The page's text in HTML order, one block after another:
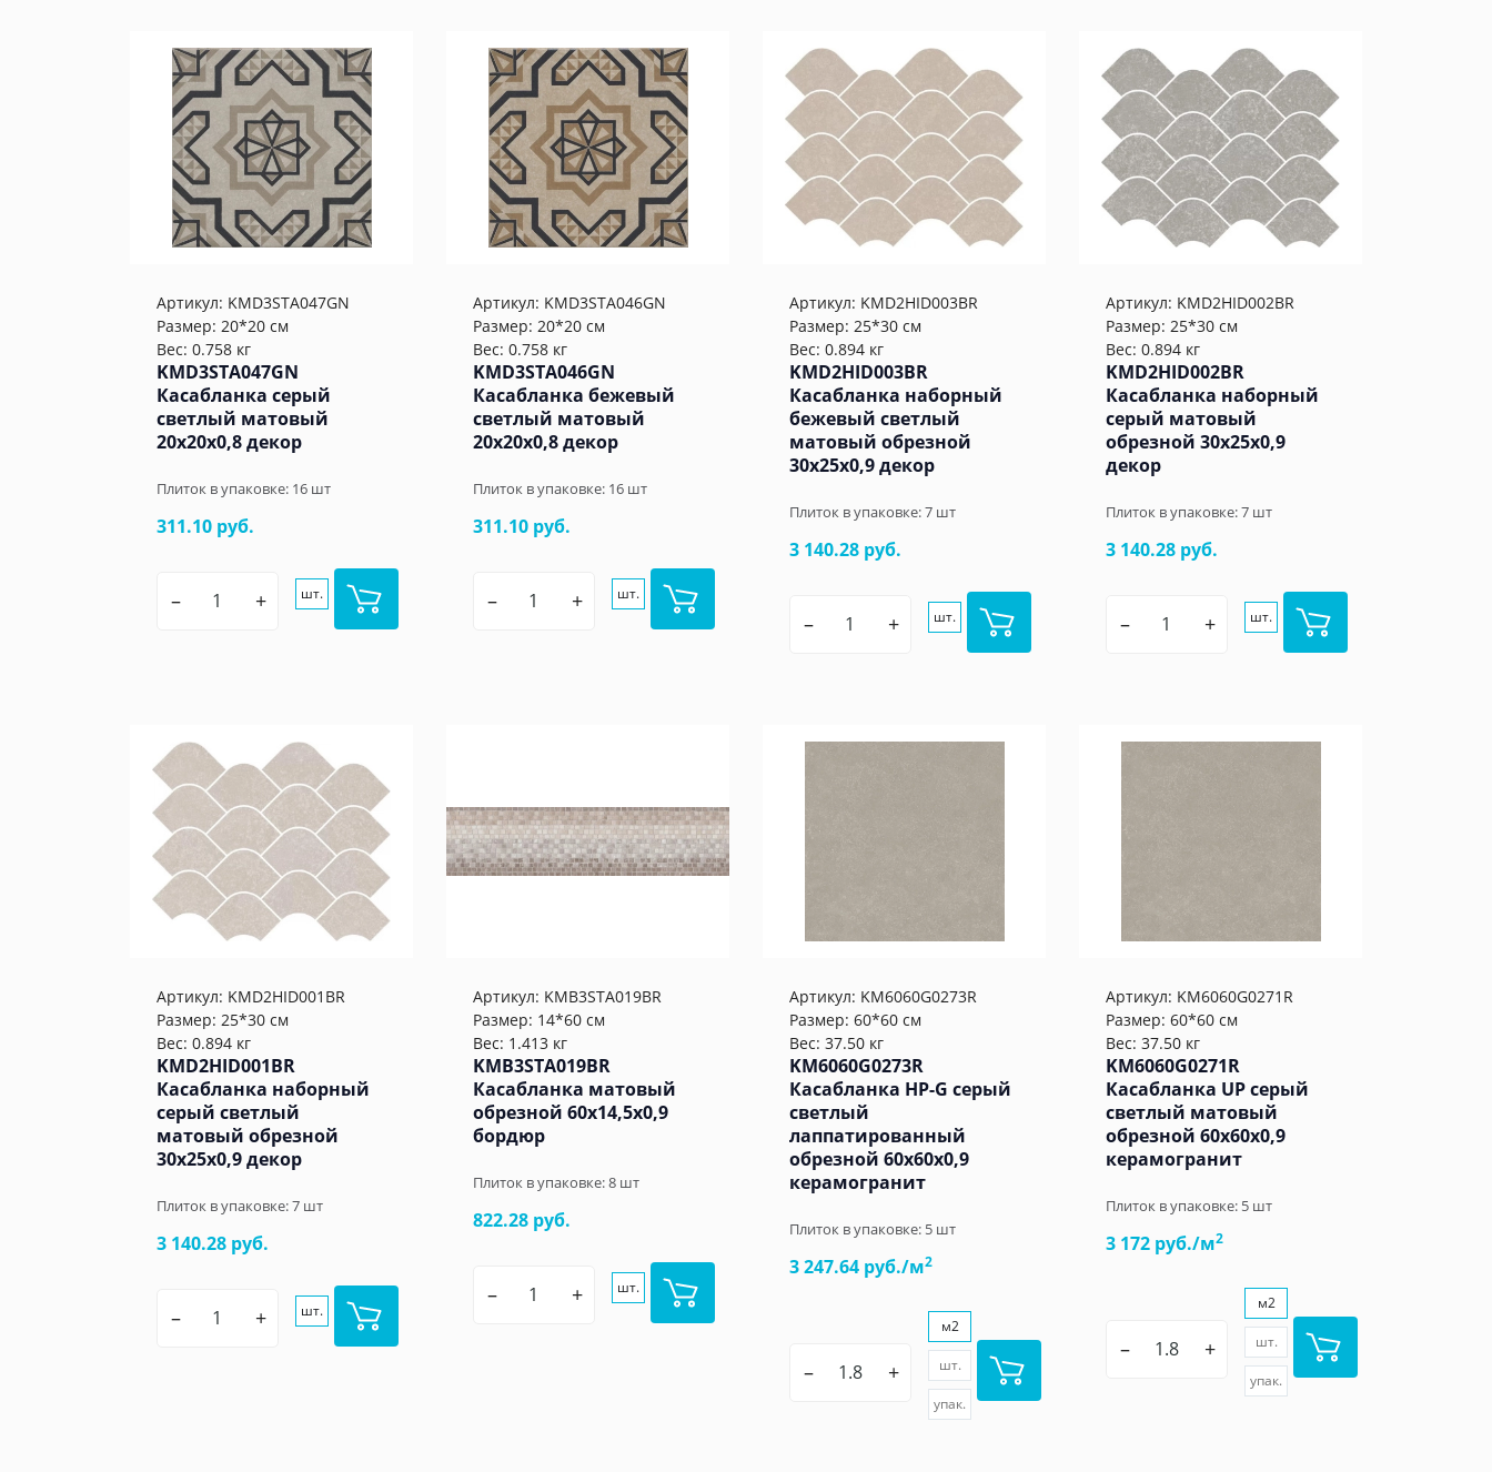
Артикул: KMD3STA047GN
Размер: 20*20 см
Вес: 0.758 кг
KMD3STA047GN
Касабланка серый
светлый матовый
20x20x0,8 декор
Плиток в упаковке: 16 шт
311.10 руб.
– + шт.
Артикул: KMD3STA046GN
Размер: 20*20 см
Вес: 0.758 кг
KMD3STA046GN
Касабланка бежевый
светлый матовый
20x20x0,8 декор
Плиток в упаковке: 16 шт
311.10 руб.
– + шт.
Артикул: KMD2HID003BR
Размер: 25*30 см
Вес: 0.894 кг
KMD2HID003BR
Касабланка наборный
бежевый светлый
матовый обрезной
30x25x0,9 декор
Плиток в упаковке:7 шт
3 140.28 руб.
– + шт.
Артикул: KMD2HID002BR
Размер: 25*30 см
Вес: 0.894 кг
KMD2HID002BR
Касабланка наборный
серый матовый
обрезной 30x25x0,9
декор
Плиток в упаковке:7 шт
3 140.28 руб.
– + шт.
Артикул: KMD2HID001BR
Размер: 25*30 см
Вес: 0.894 кг
KMD2HID001BR
Касабланка наборный
серый светлый
матовый обрезной
30x25x0,9 декор
Плиток в упаковке:7 шт
3 140.28 руб.
– + шт.
Артикул: KMB3STA019BR
Размер: 14*60 см
Вес: 1.413 кг
KMB3STA019BR
Касабланка матовый
обрезной 60x14,5x0,9
бордюр
Плиток в упаковке:8 шт
822.28 руб.
– + шт.
Артикул: KM6060G0273R
Размер: 60*60 см
Вес: 37.50 кг
KM6060G0273R
Касабланка HP-G серый
светлый
лаппатированный
обрезной 60x60x0,9
керамогранит
Плиток в упаковке: 5 шт
3 247.64 руб./м2
– +
м2
шт.
упак.
Артикул: KM6060G0271R
Размер: 60*60 см
Вес: 37.50 кг
KM6060G0271R
Касабланка UP серый
светлый матовый
обрезной 60x60x0,9
керамогранит
Плиток в упаковке: 5 шт
3 172 руб./м2
– +
м2
шт.
упак.